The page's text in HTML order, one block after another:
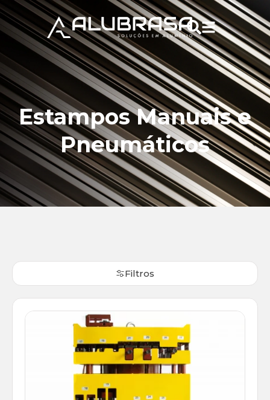
Estampos Manuais e
Pneumáticos
Filtros